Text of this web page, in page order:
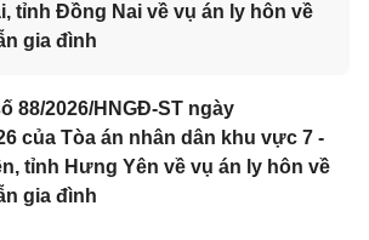
tỉnh Đồng Nai về vụ án ly hôn về
gia đình
88/2026/HNGĐ-ST ngày
của Tòa án nhân dân khu vực 7 -
tỉnh Hưng Yên về vụ án ly hôn về
gia đình